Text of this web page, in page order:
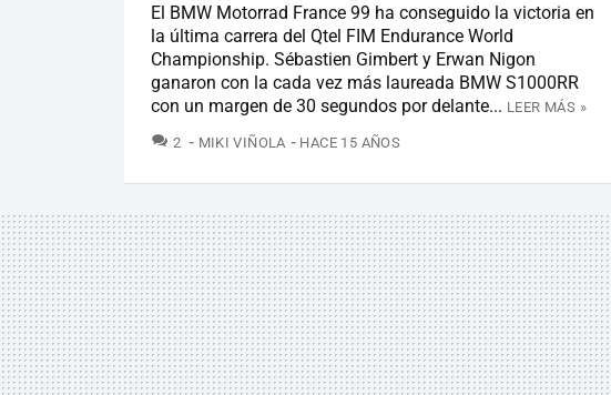
El BMW Motorrad France 99 ha conseguido la victoria en
la última carrera del Qtel FIM Endurance World
Championship. Sébastien Gimbert y Erwan Nigon
ganaron con la cada vez más laureada BMW S1000RR
con un margen de 30 segundos por delante... LEER MÁS »
2 COMENTARIOS
MIKI VIÑOLA HACE 15 AÑOS